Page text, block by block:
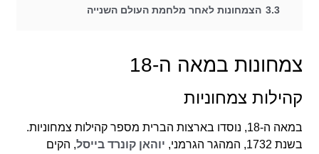
3.3 הצמחונות לאחר מלחמת העולם השנייה
צמחונות במאה ה-18
קהילות צמחוניות
במאה ה-18, נוסדו בארצות הברית מספר קהילות צמחוניות.
בשנת 1732, המהגר הגרמני,
יוהאן קונרד בייסל, הקים